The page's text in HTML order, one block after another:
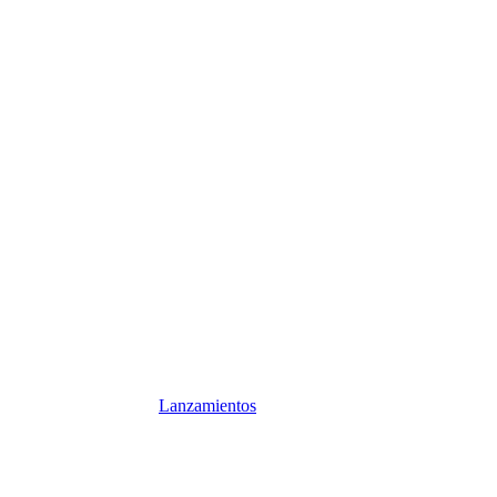
Lanzamientos